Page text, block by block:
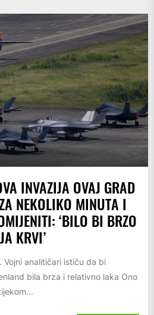
INVAZIJA OVAJ GRAD
NEKOLIKO MINUTA I
‘BILO BI BRZO
KRVI’
Vojni analitičari ističu da bi
bila brza i relativno laka Ono